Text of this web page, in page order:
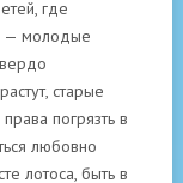
где
— молодые
старые
погрязть в
любовно
лотоса, быть в